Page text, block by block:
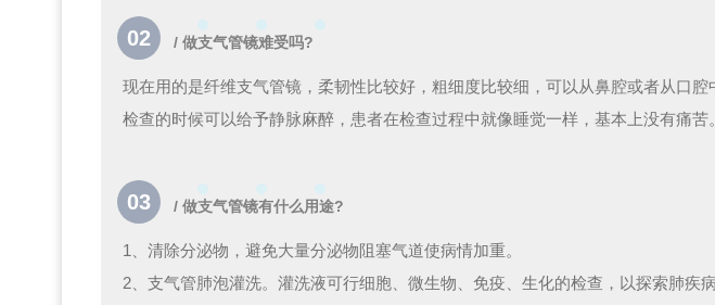
02 / 做支气管镜难受吗?
现在用的是纤维支气管镜，柔韧性比较好，粗细度比较细，可以从鼻腔或者从口
检查的时候可以给予静脉麻醉，患者在检查过程中就像睡觉一样，基本上没有痛苦。
03 / 做支气管镜有什么用途?
1、清除分泌物，避免大量分泌物阻塞气道使病情加重。
2、支气管肺泡灌洗。灌洗液可行细胞、微生物、免疫、生化的检查，以探索肺